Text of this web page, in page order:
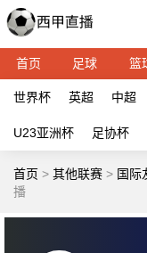
首页 足球 篮
世界杯 英超 中超
U23亚洲杯 足协杯
首页 > 其他联赛 > 国际
播